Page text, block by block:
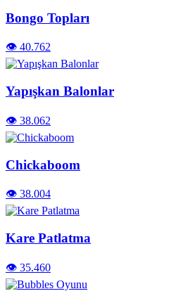
Bongo Topları
👁️ 40.762
Yapışkan Balonlar
👁️ 38.062
Chickaboom
👁️ 38.004
Kare Patlatma
👁️ 35.460